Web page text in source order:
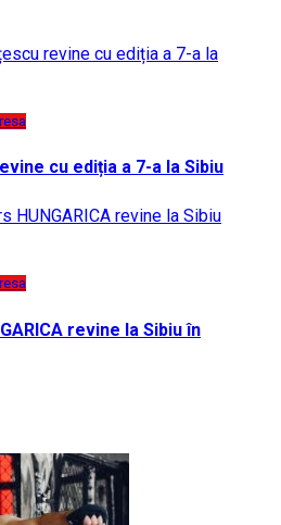
cu ediția a 7-a la Sibiu
revine la Sibiu în